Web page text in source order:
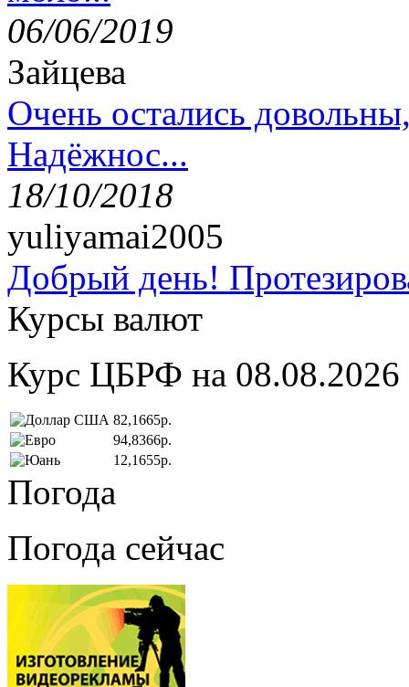
06/06/2019
Зайцева
Очень остались
Надёжнос...
18/10/2018
yuliyamai2005
Добрый день!
Курсы валют
Курс ЦБРФ на 08.08.2026
82,1665р.
94,8366р.
12,1655р.
Погода
Погода сейчас